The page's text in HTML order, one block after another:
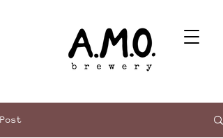
Post